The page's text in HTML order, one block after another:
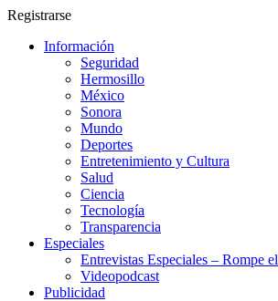
Registrarse
Información
Seguridad
Hermosillo
México
Sonora
Mundo
Deportes
Entretenimiento y Cultura
Salud
Ciencia
Tecnología
Transparencia
Especiales
Entrevistas Especiales – Rompe
Videopodcast
Publicidad